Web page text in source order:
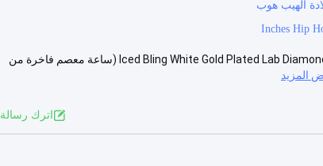
هيب هوب Iced Bling White Gold Plated Lab Diamond Metal Luxury Wrist Watch & Iced Baguette Link Bracelet Set (ساعة معصم فاخرة من
المزيد
اترك رسالة